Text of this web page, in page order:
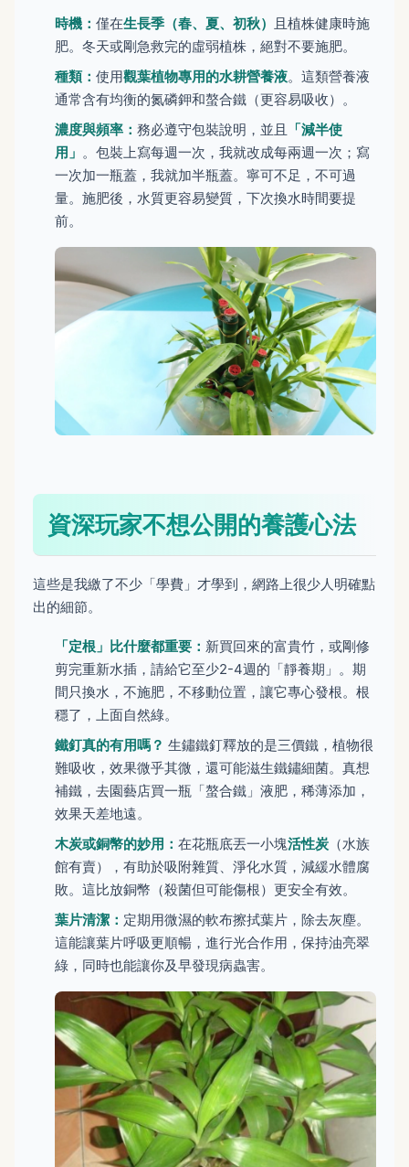
時機： 僅在生長季（春、夏、初秋）
且植株健康時施
肥。冬天或剛急救完的虛弱植株，絕對不要施肥。
種類： 使用觀葉植物專用的水耕營養液。這類營養液
通常含有均衡的氮磷鉀和螯合鐵（更容易吸收）。
濃度與頻率： 務必遵守包裝說明，並且
「減半使
用」 。包裝上寫每週一次，我就改成每兩週一次；寫
一次加一瓶蓋，我就加半瓶蓋。寧可不足，不可過
量。施肥後，水質更容易變質，下次換水時間要提
前。
資深玩家不想公開的養護心法
這些是我繳了不少「學費」才學到，網路上很少人明確點
出的細節。
「定根」比什麼都重要： 新買回來的富貴竹，或剛修
剪完重新水插，請給它至少2-4週的「靜養期」。期
間只換水，不施肥，不移動位置，讓它專心發根。根
穩了，上面自然綠。
鐵釘真的有用嗎？ 生鏽鐵釘釋放的是三價鐵，植物很
難吸收，效果微乎其微，還可能滋生鐵鏽細菌。真想
補鐵，去園藝店買一瓶「螯合鐵」液肥，稀薄添加，
效果天差地遠。
木炭或銅幣的妙用： 在花瓶底丟一小塊活性炭 （水族
館有賣），有助於吸附雜質、淨化水質，減緩水體腐
敗。這比放銅幣（殺菌但可能傷根）更安全有效。
葉片清潔： 定期用微濕的軟布擦拭葉片，除去灰塵。
這能讓葉片呼吸更順暢，進行光合作用，保持油亮翠
綠，同時也能讓你及早發現病蟲害。